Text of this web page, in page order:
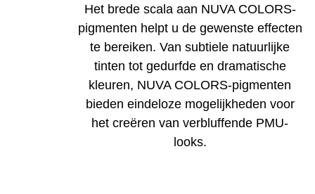
Het brede scala aan NUVA COLORS-
pigmenten helpt u de gewenste effecten
te bereiken. Van subtiele natuurlijke
tinten tot gedurfde en dramatische
kleuren, NUVA COLORS-pigmenten
bieden eindeloze mogelijkheden voor
het creëren van verbluffende PMU-
looks.